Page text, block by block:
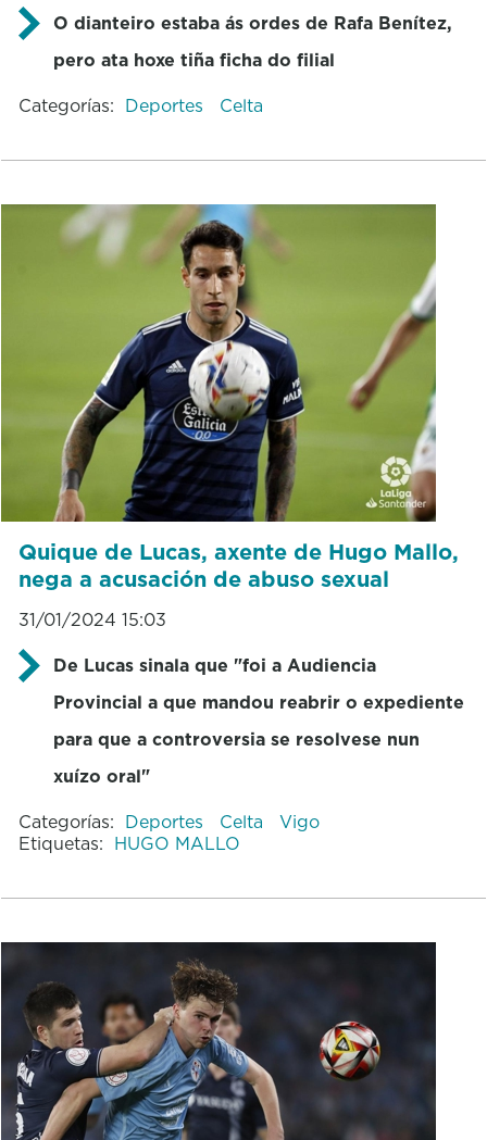
O dianteiro estaba ás ordes de Rafa Benítez,
pero ata hoxe tiña ficha do filial
Categorías: Deportes Celta
Quique de Lucas, axente de Hugo Mallo,
nega a acusación de abuso sexual
31/01/2024 15:03
De Lucas sinala que "foi a Audiencia
Provincial a que mandou reabrir o expediente
para que a controversia se resolvese nun
xuízo oral"
Categorías: Deportes Celta
Vigo
Etiquetas: HUGO MALLO